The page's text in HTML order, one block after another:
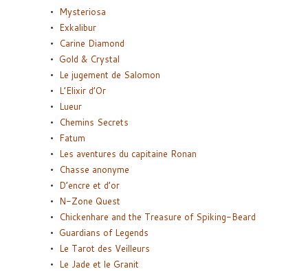
Mysteriosa
Exkalibur
Carine Diamond
Gold & Crystal
Le jugement de Salomon
L’Elixir d’Or
Lueur
Chemins Secrets
Fatum
Les aventures du capitaine Ronan
Chasse anonyme
D’encre et d’or
N-Zone Quest
Chickenhare and the Treasure of Spiking-Beard
Guardians of Legends
Le Tarot des Veilleurs
Le Jade et le Granit